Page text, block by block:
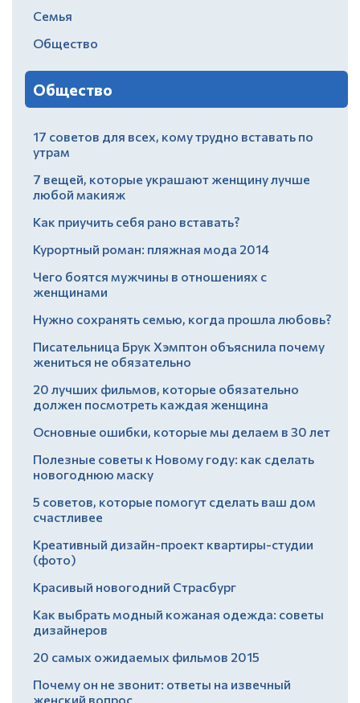
Семья
Общество
Общество
17 советов для всех, кому трудно вставать по
утрам
7 вещей, которые украшают женщину лучше
любой макияж
Как приучить себя рано вставать?
Курортный роман: пляжная мода 2014
Чего боятся мужчины в отношениях с
женщинами
Нужно сохранять семью, когда прошла любовь?
Писательница Брук Хэмптон объяснила почему
жениться не обязательно
20 лучших фильмов, которые обязательно
должен посмотреть каждая женщина
Основные ошибки, которые мы делаем в 30 лет
Полезные советы к Новому году: как сделать
новогоднюю маску
5 советов, которые помогут сделать ваш дом
счастливее
Креативный дизайн-проект квартиры-студии
(фото)
Красивый новогодний Страсбург
Как выбрать модный кожаная одежда: советы
дизайнеров
20 самых ожидаемых фильмов 2015
Почему он не звонит: ответы на извечный
женский вопрос